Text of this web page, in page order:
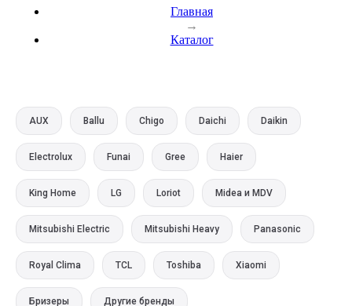
Главная
→
Каталог
AUX Ballu Chigo Daichi Daikin
Electrolux Funai Gree Haier
King Home LG Loriot Midea и MDV
Mitsubishi Electric Mitsubishi Heavy Panasonic
Royal Clima TCL Toshiba Xiaomi
Бризеры Другие бренды